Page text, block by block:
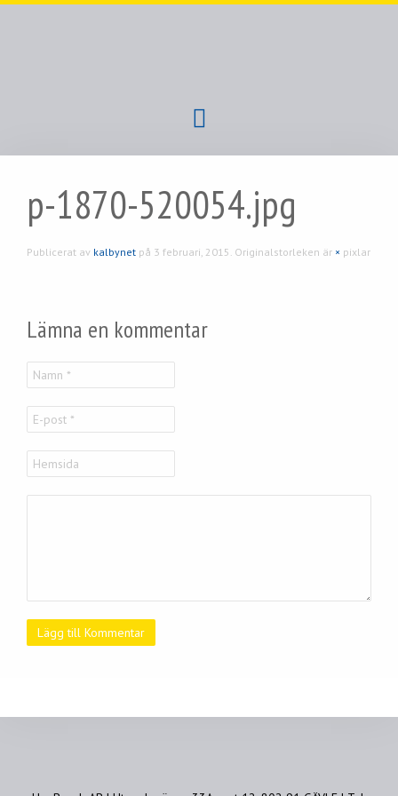
p-1870-520054.jpg
Publicerat av kalbynet på 3 februari, 2015 . Originalstorleken är × pixlar
Lämna en kommentar
Lägg till Kommentar